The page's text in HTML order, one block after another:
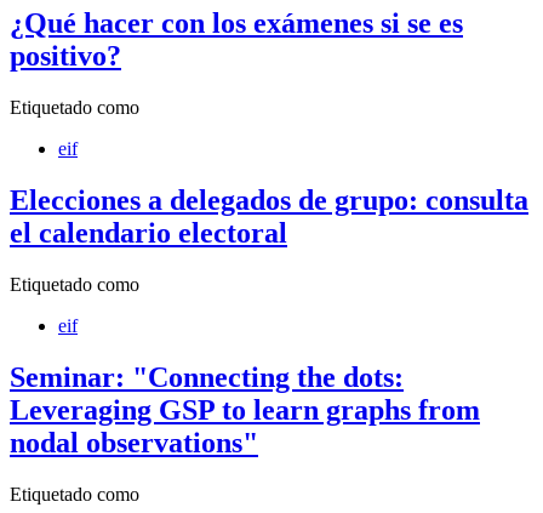
¿Qué hacer con los exámenes si se es
positivo?
Etiquetado como
eif
Elecciones a delegados de grupo: consulta
el calendario electoral
Etiquetado como
eif
Seminar: "Connecting the dots:
Leveraging GSP to learn graphs from
nodal observations"
Etiquetado como